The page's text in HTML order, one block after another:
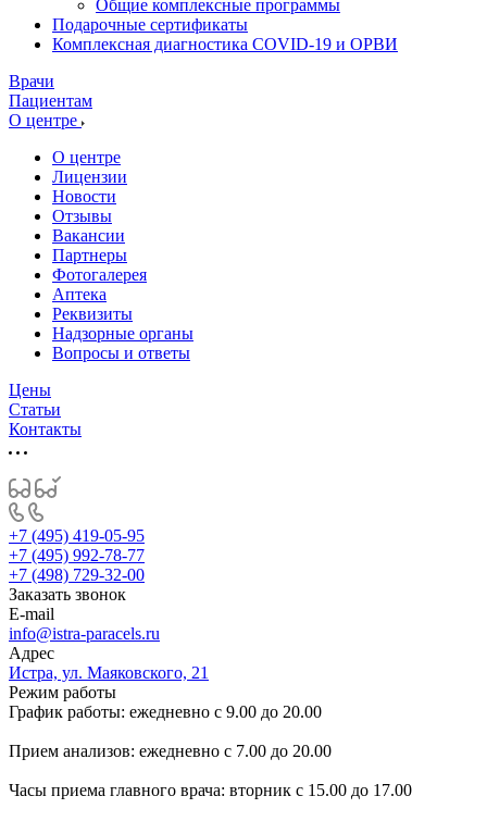
Общие комплексные программы
Подарочные сертификаты
Комплексная диагностика COVID-19 и ОРВИ
Врачи
Пациентам
О центре
О центре
Лицензии
Новости
Отзывы
Вакансии
Партнеры
Фотогалерея
Аптека
Реквизиты
Надзорные органы
Вопросы и ответы
Цены
Статьи
Контакты
+7 (495) 419-05-95
+7 (495) 992-78-77
+7 (498) 729-32-00
Заказать звонок
E-mail
info@istra-paracels.ru
Адрес
Истра, ул. Маяковского, 21
Режим работы
График работы: ежедневно с 9.00 до 20.00
Прием анализов: ежедневно с 7.00 до 20.00
Часы приема главного врача: вторник с 15.00 до 17.00